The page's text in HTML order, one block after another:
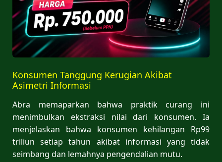
Konsumen Tanggung Kerugian Akibat
Asimetri Informasi
Abra memaparkan bahwa praktik curang ini
menimbulkan ekstraksi nilai dari konsumen. Ia
menjelaskan bahwa konsumen kehilangan Rp99
triliun setiap tahun akibat informasi yang tidak
seimbang dan lemahnya pengendalian mutu.